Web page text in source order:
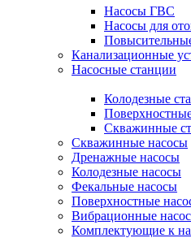
Насосы ГВС
Насосы для
Канализационные
Насосные станции
Колодезные
Скважинные
Скважинные насосы
Дренажные насосы
Колодезные насосы
Фекальные насосы
Поверхностные
Вибрационные
Комплектующие к